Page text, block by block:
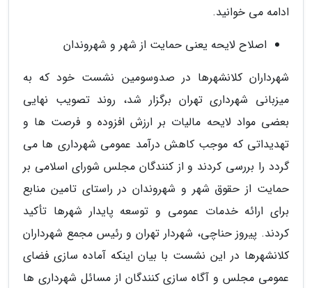
ادامه می خوانید.
اصلاح لایحه یعنی حمایت از شهر و شهروندان
شهرداران کلانشهرها در صدوسومین نشست خود که به
میزبانی شهرداری تهران برگزار شد، روند تصویب نهایی
بعضی مواد لایحه مالیات بر ارزش افزوده و فرصت ها و
تهدیداتی که موجب کاهش درآمد عمومی شهرداری ها می
گردد را بررسی کردند و از کنندگان مجلس شورای اسلامی بر
حمایت از حقوق شهر و شهروندان در راستای تامین منابع
برای ارائه خدمات عمومی و توسعه پایدار شهرها تأکید
کردند. پیروز حناچی، شهردار تهران و رئیس مجمع شهرداران
کلانشهرها در این نشست با بیان اینکه آماده سازی فضای
عمومی مجلس و آگاه سازی کنندگان از مسائل شهرداری ها